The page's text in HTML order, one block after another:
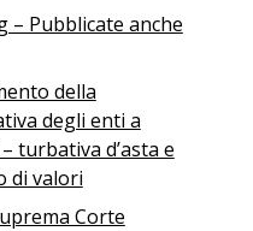
– Pubblicate anche
della
degli enti a
turbativa d’asta e
di valori
Corte